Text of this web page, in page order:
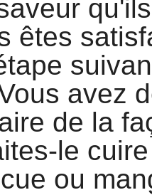
êtes
avez
de la
le
ou